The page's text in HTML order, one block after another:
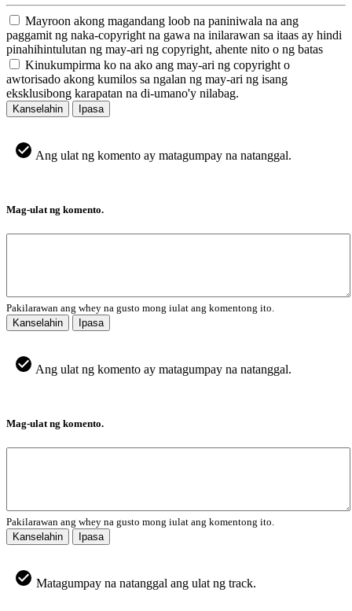
Mayroon akong magandang loob na paniniwala na ang
paggamit ng naka-copyright na gawa na inilarawan sa itaas ay hindi
pinahihintulutan ng may-ari ng copyright, ahente nito o ng batas
Kinukumpirma ko na ako ang may-ari ng copyright o
awtorisado akong kumilos sa ngalan ng may-ari ng isang
eksklusibong karapatan na di-umano'y nilabag.
Kanselahin Ipasa
Ang ulat ng komento ay matagumpay na natanggal.
Mag-ulat ng komento.
Pakilarawan ang whey na gusto mong iulat ang komentong ito.
Kanselahin
Ipasa
Ang ulat ng komento ay matagumpay na natanggal.
Mag-ulat ng komento.
Pakilarawan ang whey na gusto mong iulat ang komentong ito.
Kanselahin
Ipasa
Matagumpay na natanggal ang ulat ng track.